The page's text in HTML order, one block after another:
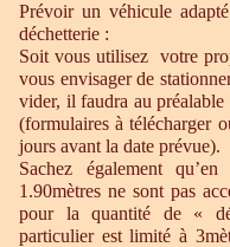
Prévoir un véhicule
déchetterie :
Soit vous utilisez votre
vous envisager de
vider, il faudra au
(formulaires à télécharger
jours avant la date prévue).
Sachez également
1.90mètres ne sont pas
pour la quantité de «
particulier est limité à